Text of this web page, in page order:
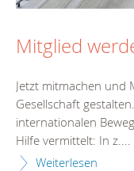
Mitglied
Jetzt mitmachen und
Gesellschaft
internationalen
Hilfe vermittelt: In z....
Weiterlesen